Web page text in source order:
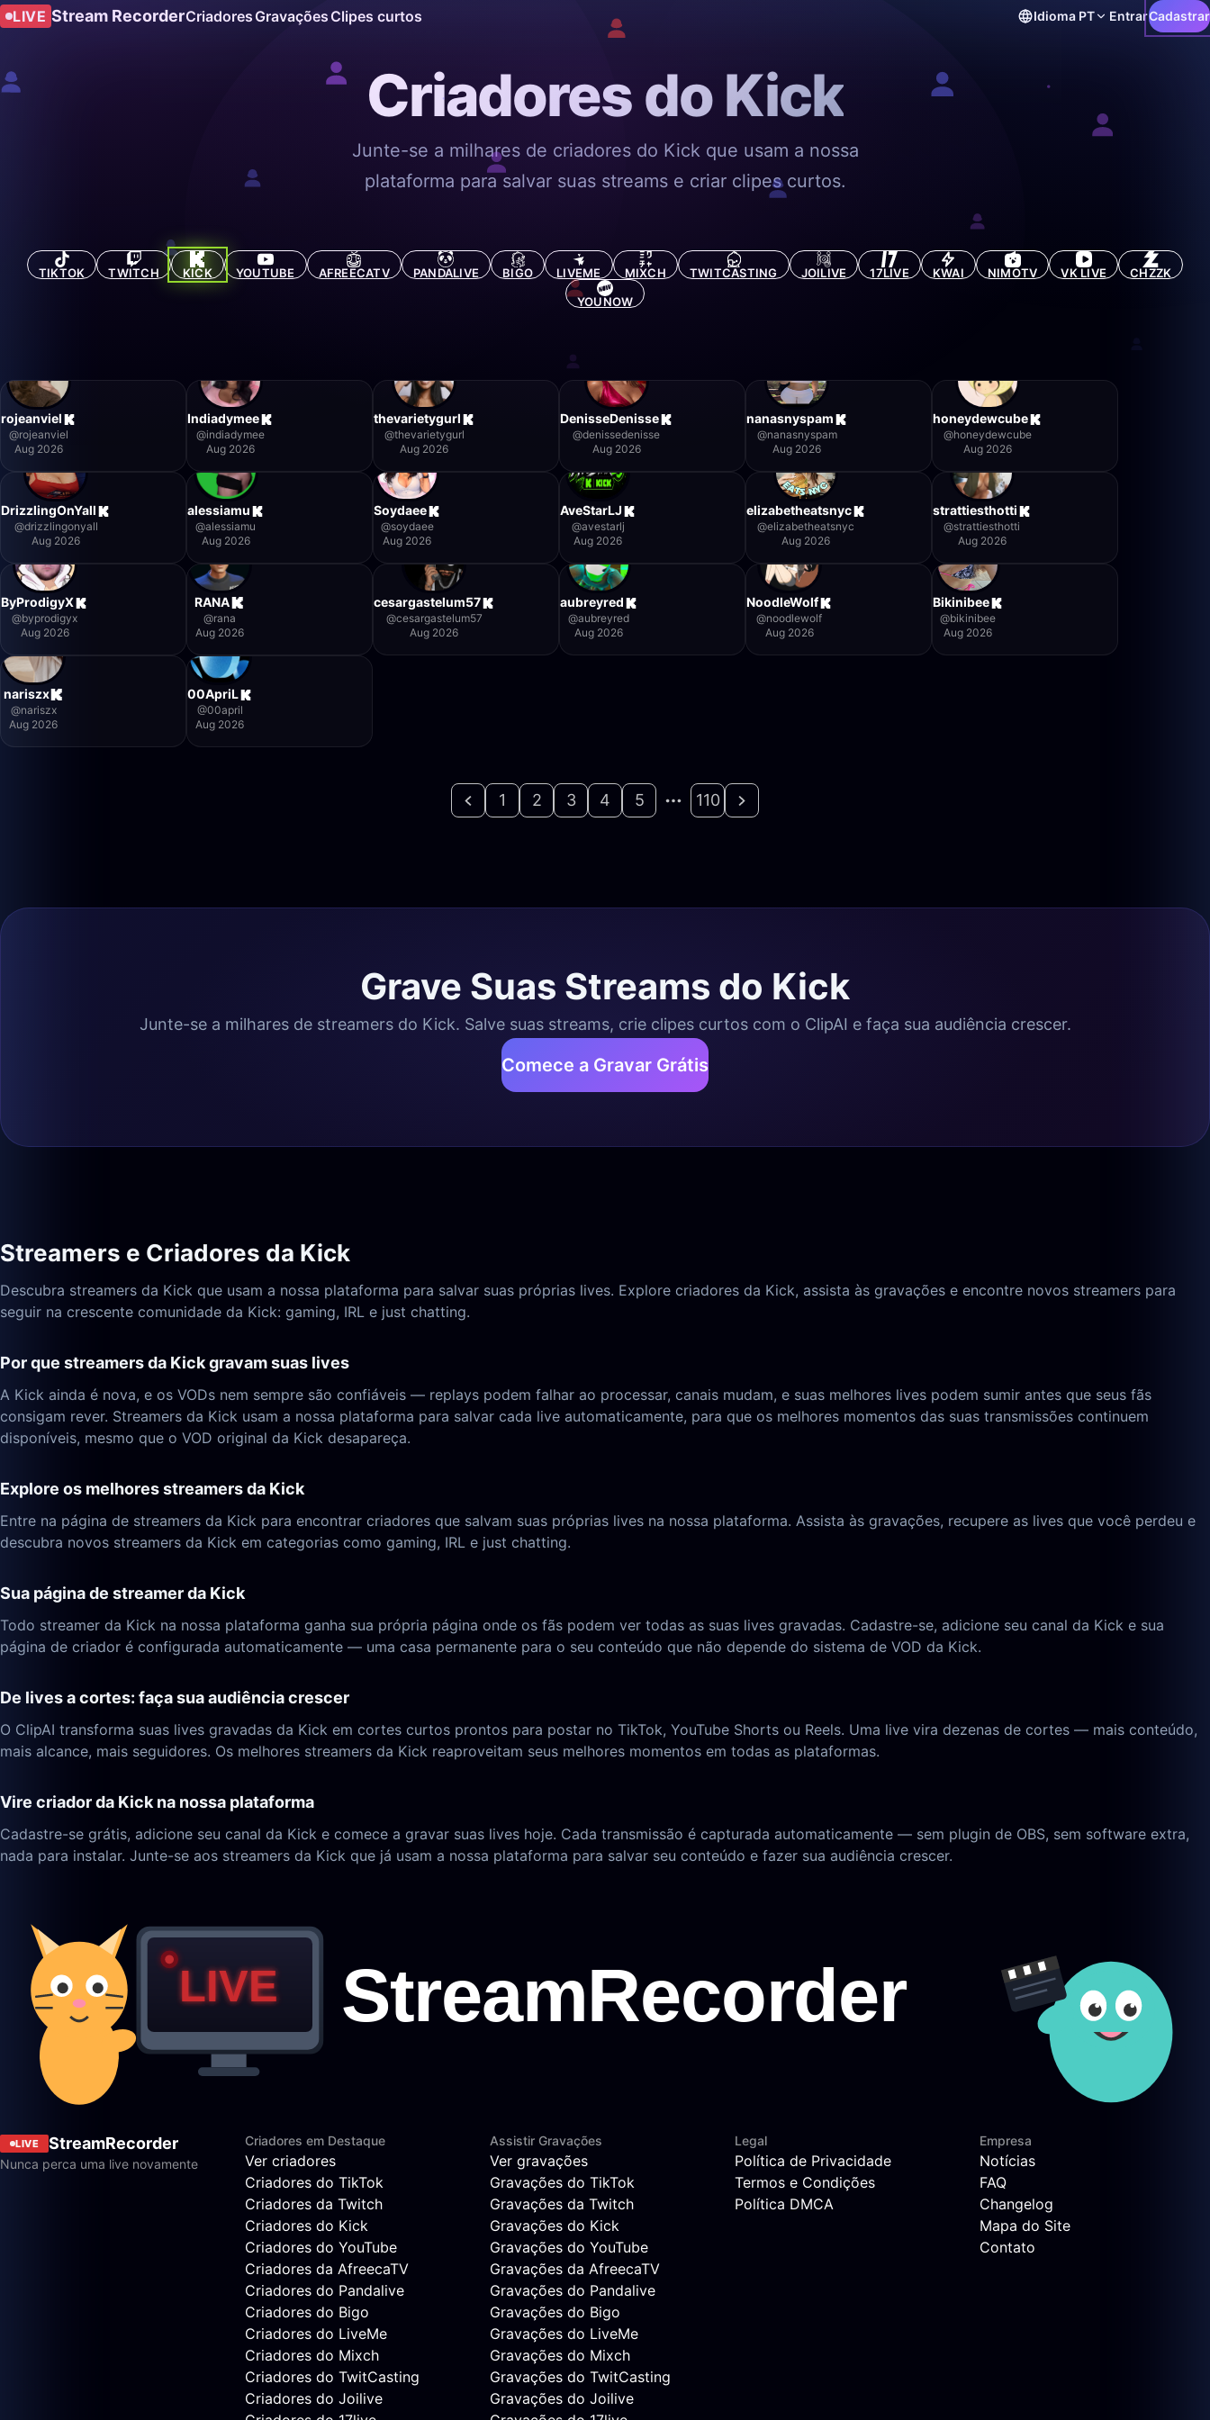
LIVE Stream RecorderCriadores Gravações Clipes curtos Idioma PT EntrarCadastrar
Criadores do Kick
Junte-se a milhares de criadores do Kick que usam a nossa
plataforma para salvar suas streams e criar clipes curtos.
TIKTOK TWITCH KICK YOUTUBE AFREECATV PANDALIVE BIGO LIVEME MIXCH TWITCASTING JOILIVE 17LIVE KWAI NIMOTV VK LIVE
CHZZK
YOUNOW
rojeanviel
@rojeanviel
Aug 2026
Indiadymee
@indiadymee
Aug 2026
thevarietygurl
@thevarietygurl
Aug 2026
DenisseDenisse
@denissedenisse
Aug 2026
nanasnyspam
@nanasnyspam
Aug 2026
honeydewcube
@honeydewcube
Aug 2026
DrizzlingOnYall
@drizzlingonyall
Aug 2026
alessiamu
@alessiamu
Aug 2026
Soydaee
@soydaee
Aug 2026
AveStarLJ
@avestarlj
Aug 2026
elizabetheatsnyc
@elizabetheatsnyc
Aug 2026
strattiesthotti
@strattiesthotti
Aug 2026
ByProdigyX
@byprodigyx
Aug 2026
RANA
@rana
Aug 2026
cesargastelum57
@cesargastelum57
Aug 2026
aubreyred
@aubreyred
Aug 2026
NoodleWolf
@noodlewolf
Aug 2026
Bikinibee
@bikinibee
Aug 2026
nariszx
@nariszx
Aug 2026
00ApriL
@00april
Aug 2026
1 2 3 4 5 110
Grave Suas Streams do Kick
Junte-se a milhares de streamers do Kick. Salve suas streams, crie clipes curtos com o ClipAI e faça sua audiência crescer.
Comece a Gravar Grátis
Streamers e Criadores da Kick
Descubra streamers da Kick que usam a nossa plataforma para salvar suas próprias lives. Explore criadores da Kick, assista às gravações e encontre novos streamers para
seguir na crescente comunidade da Kick: gaming, IRL e just chatting.
Por que streamers da Kick gravam suas lives
A Kick ainda é nova, e os VODs nem sempre são confiáveis — replays podem falhar ao processar, canais mudam, e suas melhores lives podem sumir antes que seus fãs
consigam rever. Streamers da Kick usam a nossa plataforma para salvar cada live automaticamente, para que os melhores momentos das suas transmissões continuem
disponíveis, mesmo que o VOD original da Kick desapareça.
Explore os melhores streamers da Kick
Entre na página de streamers da Kick para encontrar criadores que salvam suas próprias lives na nossa plataforma. Assista às gravações, recupere as lives que você perdeu e
descubra novos streamers da Kick em categorias como gaming, IRL e just chatting.
Sua página de streamer da Kick
Todo streamer da Kick na nossa plataforma ganha sua própria página onde os fãs podem ver todas as suas lives gravadas. Cadastre-se, adicione seu canal da Kick e sua
página de criador é configurada automaticamente — uma casa permanente para o seu conteúdo que não depende do sistema de VOD da Kick.
De lives a cortes: faça sua audiência crescer
O ClipAI transforma suas lives gravadas da Kick em cortes curtos prontos para postar no TikTok, YouTube Shorts ou Reels. Uma live vira dezenas de cortes — mais conteúdo,
mais alcance, mais seguidores. Os melhores streamers da Kick reaproveitam seus melhores momentos em todas as plataformas.
Vire criador da Kick na nossa plataforma
Cadastre-se grátis, adicione seu canal da Kick e comece a gravar suas lives hoje. Cada transmissão é capturada automaticamente — sem plugin de OBS, sem software extra,
nada para instalar. Junte-se aos streamers da Kick que já usam a nossa plataforma para salvar seu conteúdo e fazer sua audiência crescer.
LIVE StreamRecorder
Nunca perca uma live novamente
Criadores em Destaque
Ver criadores
Criadores do TikTok
Criadores da Twitch
Criadores do Kick
Criadores do YouTube
Criadores da AfreecaTV
Criadores do Pandalive
Criadores do Bigo
Criadores do LiveMe
Criadores do Mixch
Criadores do TwitCasting
Criadores do Joilive
Assistir Gravações
Ver gravações
Gravações do TikTok
Gravações da Twitch
Gravações do Kick
Gravações do YouTube
Gravações da AfreecaTV
Gravações do Pandalive
Gravações do Bigo
Gravações do LiveMe
Gravações do Mixch
Gravações do TwitCasting
Gravações do Joilive
Legal
Política de Privacidade
Termos e Condições
Política DMCA
Empresa
Notícias
FAQ
Changelog
Mapa do Site
Contato